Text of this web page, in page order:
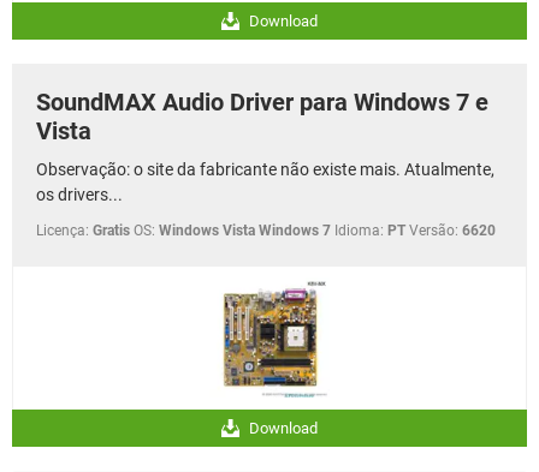
Download
SoundMAX Audio Driver para Windows 7 e
Vista
Observação: o site da fabricante não existe mais. Atualmente,
os drivers...
Licença: Gratis OS: Windows Vista Windows 7 Idioma: PT Versão: 6620
Download